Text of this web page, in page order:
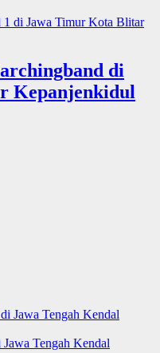
di
Kepanjenkidul
Jawa Tengah Kendal
Tengah Kendal